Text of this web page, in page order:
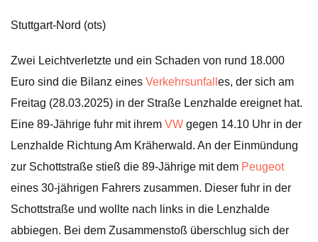
Stuttgart-Nord (ots)
Zwei Leichtverletzte und ein Schaden von rund 18.000
Euro sind die Bilanz eines Verkehrsunfall es, der sich am
Freitag (28.03.2025) in der Straße Lenzhalde ereignet hat.
Eine 89-Jährige fuhr mit ihrem VW gegen 14.10 Uhr in der
Lenzhalde Richtung Am Kräherwald. An der Einmündung
zur Schottstraße stieß die 89-Jährige mit dem Peugeot
eines 30-jährigen Fahrers zusammen. Dieser fuhr in der
Schottstraße und wollte nach links in die Lenzhalde
abbiegen. Bei dem Zusammenstoß überschlug sich der